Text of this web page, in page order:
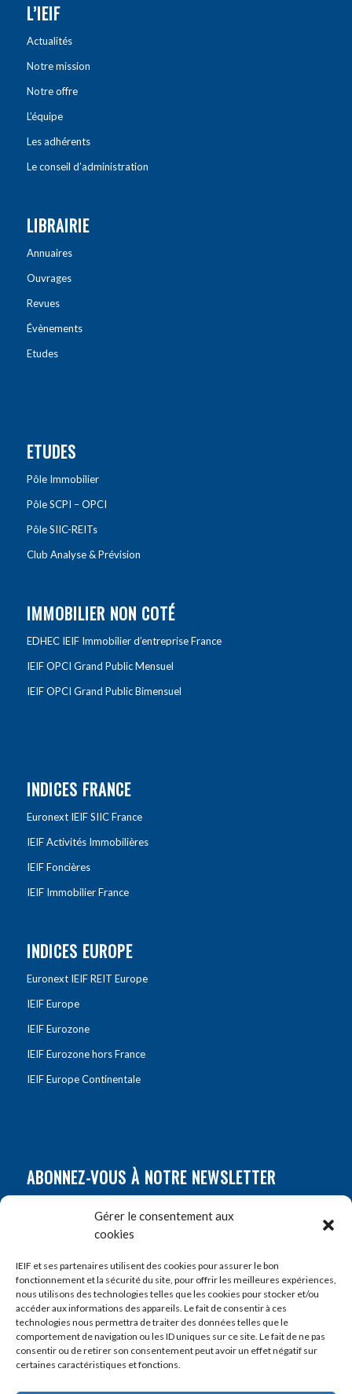
Gérer le consentement aux
cookies
IEIF et ses partenaires utilisent des cookies pour assurer le bon
fonctionnement et la sécurité du site, pour offrir les meilleures expériences,
nous utilisons des technologies telles que les cookies pour stocker et/ou
accéder aux informations des appareils. Le fait de consentir à ces
technologies nous permettra de traiter des données telles que le
comportement de navigation ou les ID uniques sur ce site. Le fait de ne pas
consentir ou de retirer son consentement peut avoir un effet négatif sur
certaines caractéristiques et fonctions.
L’IEIF
Actualités
Notre mission
Notre offre
L’équipe
Les adhérents
Le conseil d’administration
LIBRAIRIE
Annuaires
Ouvrages
Revues
Évènements
Etudes
ETUDES
Pôle Immobilier
Pôle SCPI – OPCI
Pôle SIIC-REITs
Club Analyse & Prévision
IMMOBILIER NON COTÉ
EDHEC IEIF Immobilier d’entreprise France
IEIF OPCI Grand Public Mensuel
IEIF OPCI Grand Public Bimensuel
INDICES FRANCE
Euronext IEIF SIIC France
IEIF Activités Immobilières
IEIF Foncières
IEIF Immobilier France
INDICES EUROPE
Euronext IEIF REIT Europe
IEIF Europe
IEIF Eurozone
IEIF Eurozone hors France
IEIF Europe Continentale
ABONNEZ-VOUS À NOTRE NEWSLETTER
Prénom*
E-mail*